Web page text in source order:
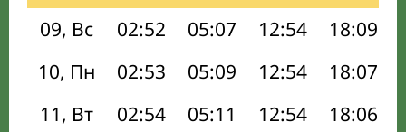
09, Вс
02:52 05:07 12:54 18:09
10, Пн
02:53 05:09 12:54 18:07
11, Вт
02:54 05:11 12:54 18:06